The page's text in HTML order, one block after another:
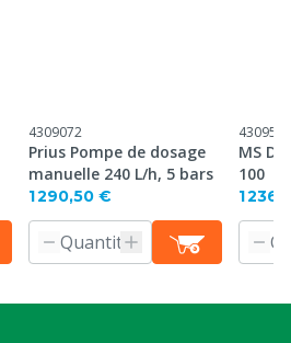
4309072
Prius Pompe de dosage
manuelle 240 L/h, 5 bars
1 290,50 €
4309543
MS
100
1